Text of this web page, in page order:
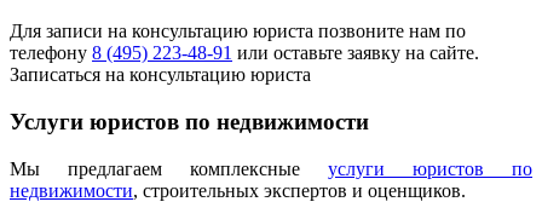
Для записи на консультацию юриста позвоните нам по
телефону 8 (495) 223-48-91 или оставьте заявку на сайте.
Записаться на консультацию юриста
Услуги юристов по недвижимости
Мы предлагаем комплексные услуги юристов по
недвижимости, строительных экспертов и оценщиков.